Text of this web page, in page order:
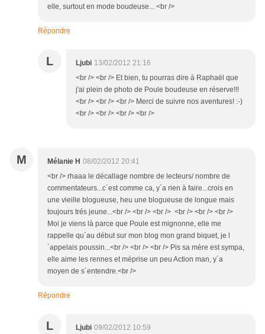
elle, surtout en mode boudeuse... <br />
Répondre
L Ljubi 13/02/2012 21:16
<br /> <br /> Et bien, tu pourras dire à Raphaël que
j'ai plein de photo de Poule boudeuse en réserve!!!
<br /> <br /> <br /> Merci de suivre nos aventures! :-)
<br /> <br /> <br /> <br />
M Mélanie H 08/02/2012 20:41
<br /> rhaaa le décallage nombre de lecteurs/ nombre de
commentateurs...c´est comme ca, y´a rien à faire...crois en
une vieille blogueuse, heu une blogueuse de longue mais
toujours trés jeune...<br /> <br /> <br /> <br /> <br /> <br />
Moi je viens là parce que Poule est mignonne, elle me
rappelle qu´au début sur mon blog mon grand biquet, je l
´appelais poussin...<br /> <br /> <br /> Pis sa mère est sympa,
elle aime les rennes et méprise un peu Action man, y´a
moyen de s´entendre.<br />
Répondre
L Ljubi 09/02/2012 10:59